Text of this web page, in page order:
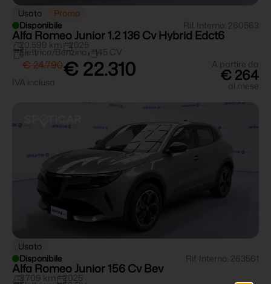
Usato
Promo
Disponibile
Rif. Interno: 260563
Alfa Romeo Junior 1.2 136 Cv Hybrid Edct6
20.599 km 2025
Elettrica/Benzina 145 CV
€ 22.310
€ 24.790
IVA inclusa
A partire da
€ 264
al mese
Usato
Disponibile
Rif. Interno: 263561
Alfa Romeo Junior 156 Cv Bev
3.709 km 2025